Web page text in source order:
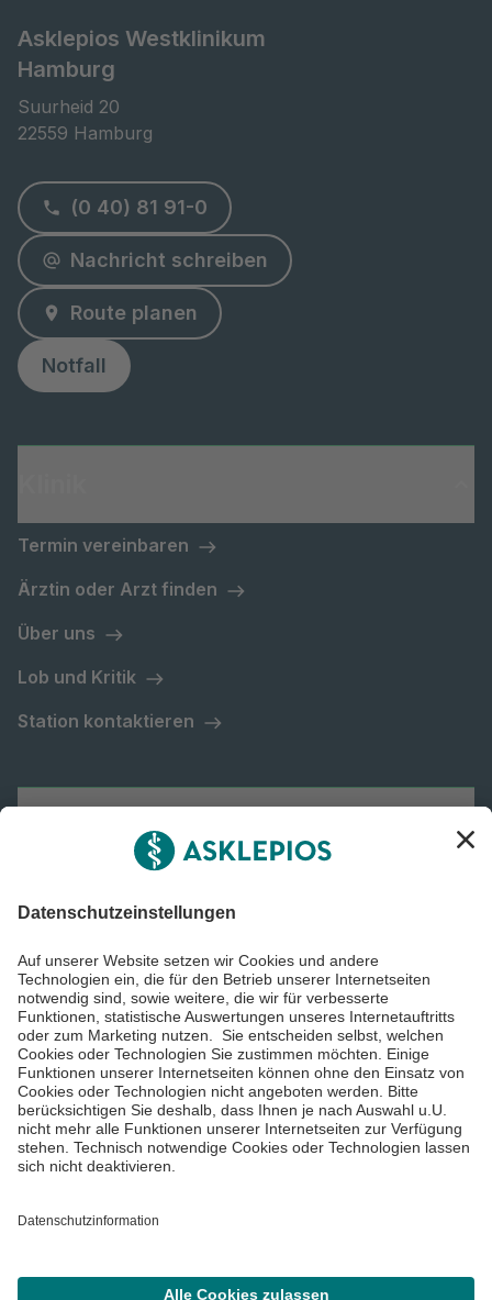
Asklepios Westklinikum
Hamburg
Suurheid 20
22559 Hamburg
(0 40) 81 91-0
Nachricht schreiben
Route planen
Notfall
Termin vereinbaren
Ärztin oder Arzt finden
Über uns
Lob und Kritik
Station kontaktieren
Asklepios Gruppe
Impressum